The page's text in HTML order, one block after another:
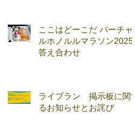
ここはどーこだ バーチャ
ルホノルルマラソン2025
答え合わせ
ライブラン 掲示板に関す
るお知らせとお詫び